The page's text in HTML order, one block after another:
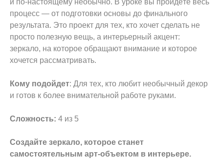
и по-настоящему необычно. В уроке вы пройдёте весь
процесс — от подготовки основы до финального
результата. Это проект для тех, кто хочет сделать не
просто полезную вещь, а интерьерный акцент:
зеркало, на которое обращают внимание и которое
хочется рассматривать.
Кому подойдет: Для тех, кто любит необычный декор
и готов к более внимательной работе руками.
Сложность: 4 из 5
Создайте зеркало, которое станет
самостоятельным арт-объектом в интерьере.